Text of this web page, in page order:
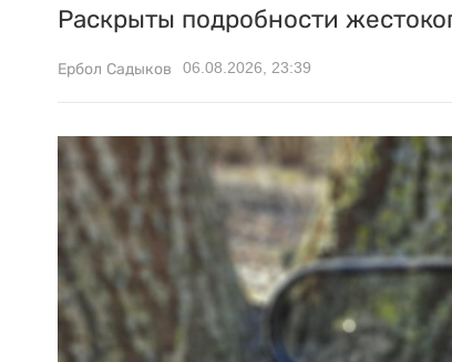
Раскрыты подробности
Ербол Садыков 06.08.2026, 23:39